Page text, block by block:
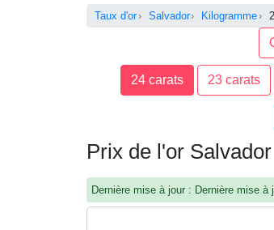
Taux d'or Salvador Kilogramme
24 carats 23 carats
Prix de l'or
Dernière mise à jour : Dernière mise